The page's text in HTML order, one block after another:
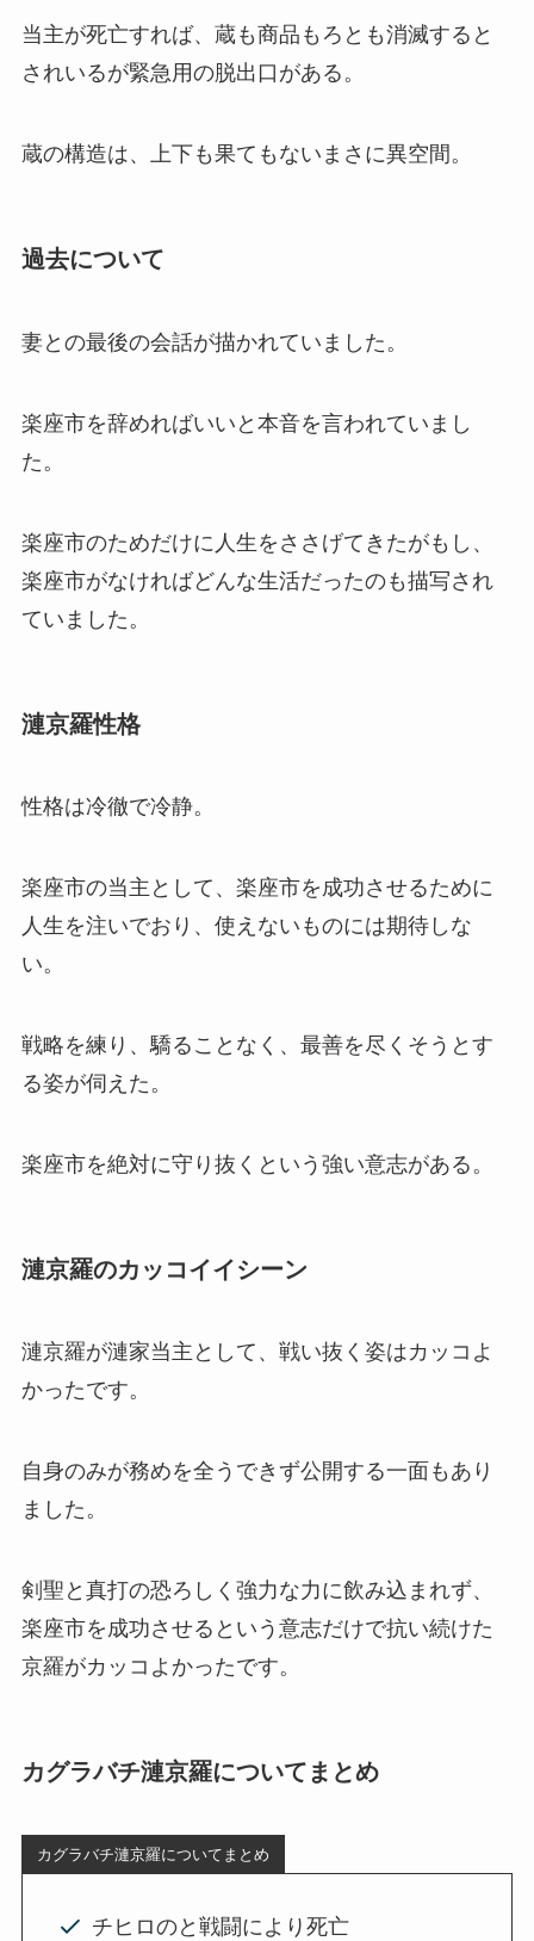
当主が死亡すれば、蔵も商品もろとも消滅すると
されいるが緊急用の脱出口がある。
蔵の構造は、上下も果てもないまさに異空間。
過去について
妻との最後の会話が描かれていました。
楽座市を辞めればいいと本音を言われていまし
た。
楽座市のためだけに人生をささげてきたがもし、
楽座市がなければどんな生活だったのも描写され
ていました。
漣京羅性格
性格は冷徹で冷静。
楽座市の当主として、楽座市を成功させるために
人生を注いでおり、使えないものには期待しな
い。
戦略を練り、驕ることなく、最善を尽くそうとす
る姿が伺えた。
楽座市を絶対に守り抜くという強い意志がある。
漣京羅のカッコイイシーン
漣京羅が漣家当主として、戦い抜く姿はカッコよ
かったです。
自身のみが務めを全うできず公開する一面もあり
ました。
剣聖と真打の恐ろしく強力な力に飲み込まれず、
楽座市を成功させるという意志だけで抗い続けた
京羅がカッコよかったです。
カグラバチ漣京羅についてまとめ
カグラバチ漣京羅についてまとめ
チヒロのと戦闘により死亡